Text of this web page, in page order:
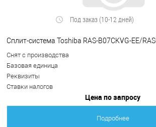
Под заказ (10-12 дней)
Сплит-система Toshiba RAS-B07CKVG-EE/
Снят с производства
Базовая единица
Реквизиты
Ставки налогов
Цена по запросу
Подробнее